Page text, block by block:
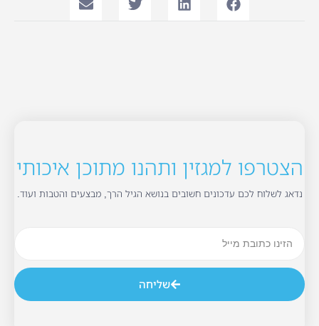
הצטרפו למגזין ותהנו מתוכן איכותי
נדאג לשלוח לכם עדכונים חשובים בנושא הגיל הרך, מבצעים והטבות ועוד.
שליחה